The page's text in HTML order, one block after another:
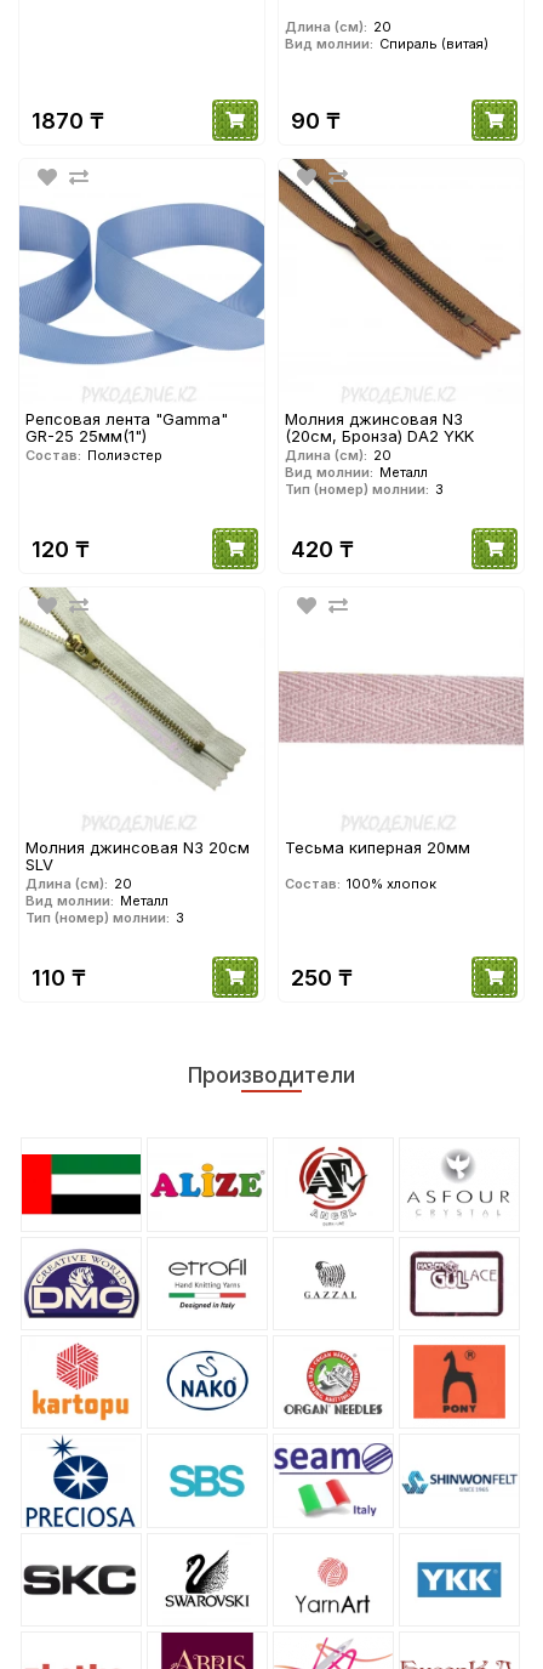
1870 ₸
Длина (см): 20
Вид молнии: Спираль (витая)
90 ₸
Репсовая лента "Gamma"
GR-25 25мм(1")
Состав: Полиэстер
120 ₸
Молния джинсовая N3
(20см, Бронза) DA2 YKK
Длина (см): 20
Вид молнии: Металл
Тип (номер) молнии: 3
420 ₸
Молния джинсовая N3 20см
SLV
Длина (см): 20
Вид молнии: Металл
Тип (номер) молнии: 3
110 ₸
Тесьма киперная 20мм
Состав: 100% хлопок
250 ₸
Производители